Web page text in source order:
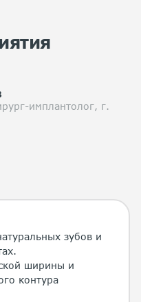
имплантолог, г.
зубов и
ширины и
контура